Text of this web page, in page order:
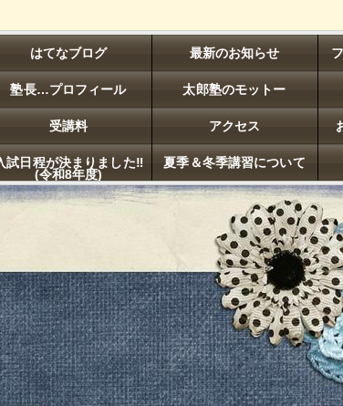
はてなブログ 最新のお知らせ
塾長…プロフィール 太郎塾のモットー
受講料 アクセス
試日程が決まりました‼
(令和8年度)
夏季＆冬季講習について